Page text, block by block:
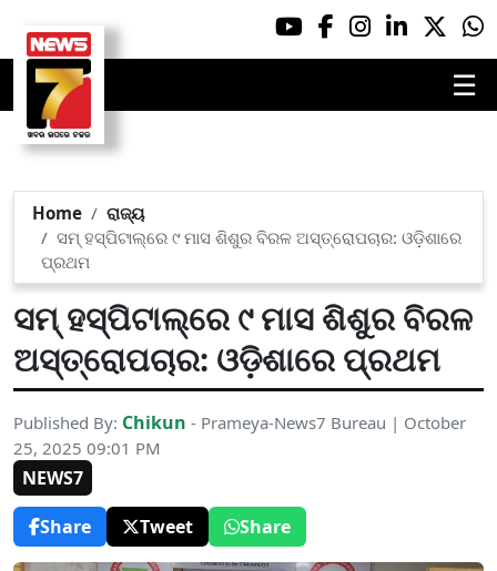
☰
Home
ରାଜ୍ୟ
ସମ୍ ହସ୍ପିଟାଲ୍‌ରେ ୯ ମାସ ଶିଶୁର ବିରଳ ଅସ୍ତ୍ରୋପଚାର: ଓଡ଼ିଶାରେ
ପ୍ରଥମ
ସମ୍ ହସ୍ପିଟାଲ୍‌ରେ ୯ ମାସ ଶିଶୁର ବିରଳ
ଅସ୍ତ୍ରୋପଚାର: ଓଡ଼ିଶାରେ ପ୍ରଥମ
Published By: Chikun - Prameya-News7 Bureau | October
25, 2025 09:01 PM
NEWS7
Share
Tweet Share